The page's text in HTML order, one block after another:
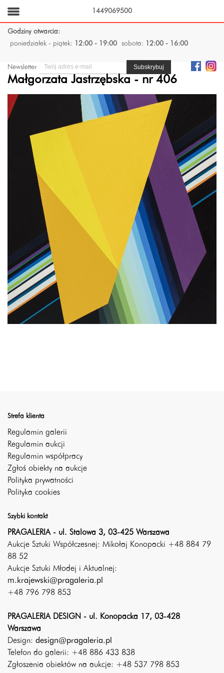
Godziny otwarcia:
poniedziałek - piątek:
12:00 - 19:00 sobota: 12:00 - 16:00
Newsletter
Małgorzata Jastrzębska - nr 406
Strefa klienta
Regulamin galerii
Regulamin aukcji
Regulamin współpracy
Zgłoś obiekty na aukcje
Polityka prywatności
Polityka cookies
Szybki kontakt
PRAGALERIA - ul. Stalowa 3, 03-425 Warszawa
Aukcje Sztuki Współczesnej: Mikołaj Konopacki +48 884 79
88 52
Aukcje Sztuki Młodej i Aktualnej:
m.krajewski@pragaleria.pl
+48 796 798 853
PRAGALERIA DESIGN - ul. Konopacka 17, 03-428
Warszawa
Design: design@pragaleria.pl
Telefon do galerii: +48 886 433 838
Zgłoszenia obiektów na aukcje: +48 537 798 853
1449069500